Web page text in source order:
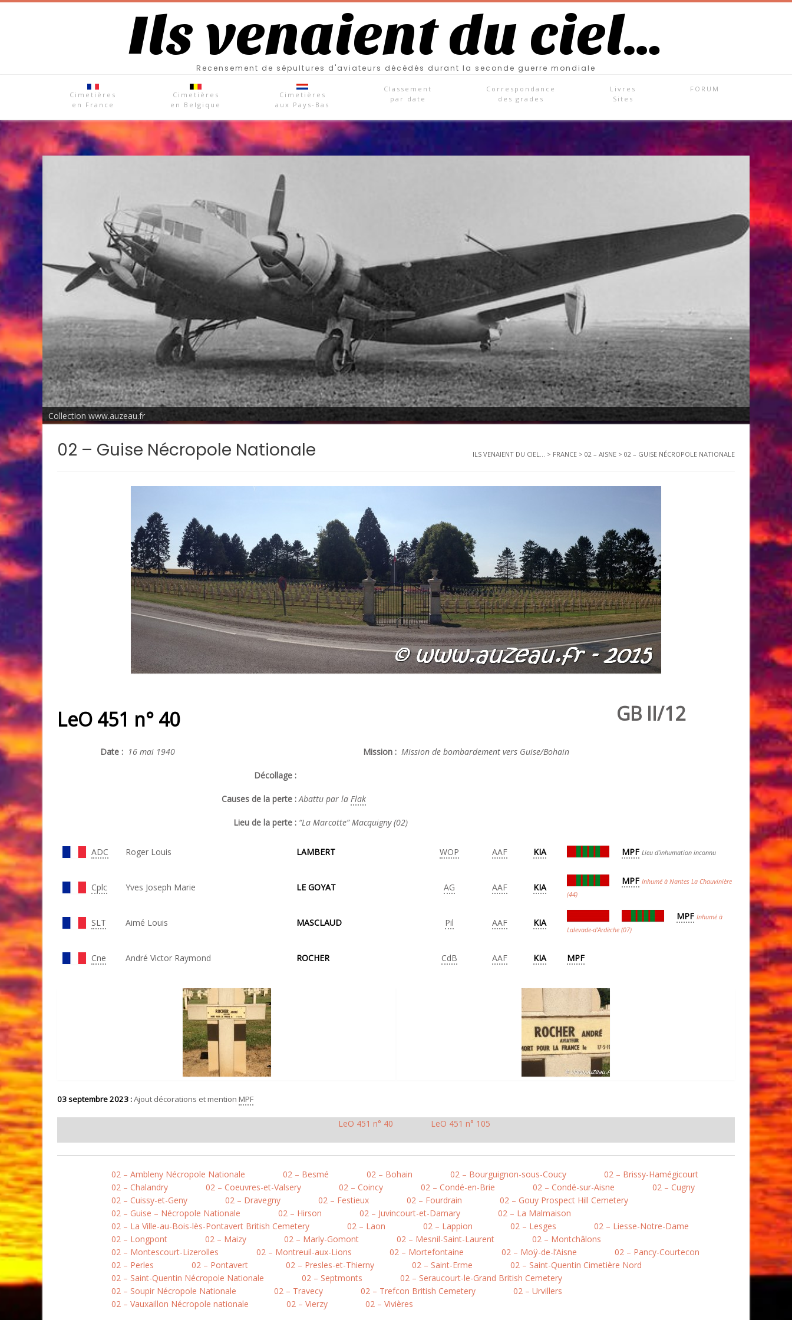
Ils venaient du ciel…
Recensement de sépultures d'aviateurs décédés durant la seconde guerre mondiale
Cimetières
en France
Cimetières
en Belgique
Cimetières
aux Pays-Bas
Classement
par date
Correspondance
des grades
Livres
Sites
FORUM
Collection www.auzeau.fr
02 – Guise Nécropole Nationale ILS VENAIENT DU CIEL... > FRANCE > 02 – AISNE > 02 – GUISE NÉCROPOLE NATIONALE
LeO 451 n° 40 GB II/12
Date : 16 mai 1940 Mission : Mission de bombardement vers Guise/Bohain
Décollage :
Causes de la perte :Abattu par la Flak
Lieu de la perte : “La Marcotte” Macquigny (02)
ADC Roger Louis LAMBERT WOP AAF KIA MPF Lieu d’inhumation inconnu
Cplc Yves Joseph Marie LE GOYAT AG AAF KIA
MPF Inhumé à Nantes La Chauvinière
(44)
SLT Aimé Louis MASCLAUD Pil AAF KIA
MPF Inhumé à
Lalevade-d’Ardèche (07)
Cne André Victor Raymond ROCHER CdB AAF KIA MPF
03 septembre 2023 :Ajout décorations et mention MPF
LeO 451 n° 40 LeO 451 n° 105
02 – Ambleny Nécropole Nationale 02 – Besmé 02 – Bohain 02 – Bourguignon-sous-Coucy
02 – Brissy-Hamégicourt
02 – Chalandry
02 – Coeuvres-et-Valsery 02 – Coincy 02 – Condé-en-Brie 02 – Condé-sur-Aisne
02 – Cugny
02 – Cuissy-et-Geny
02 – Dravegny 02 – Festieux 02 – Fourdrain
02 – Gouy Prospect Hill Cemetery
02 – Guise – Nécropole Nationale
02 – Hirson 02 – Juvincourt-et-Damary
02 – La Malmaison
02 – La Ville-au-Bois-lès-Pontavert British Cemetery
02 – Laon 02 – Lappion 02 – Lesges
02 – Liesse-Notre-Dame
02 – Longpont
02 – Maizy 02 – Marly-Gomont 02 – Mesnil-Saint-Laurent
02 – Montchâlons
02 – Montescourt-Lizerolles
02 – Montreuil-aux-Lions 02 – Mortefontaine 02 – Moÿ-de-l’Aisne
02 – Pancy-Courtecon
02 – Perles
02 – Pontavert 02 – Presles-et-Thierny 02 – Saint-Erme
02 – Saint-Quentin Cimetière Nord
02 – Saint-Quentin Nécropole Nationale
02 – Septmonts
02 – Seraucourt-le-Grand British Cemetery
02 – Soupir Nécropole Nationale
02 – Travecy 02 – Trefcon British Cemetery
02 – Urvillers
02 – Vauxaillon Nécropole nationale
02 – Vierzy 02 – Vivières